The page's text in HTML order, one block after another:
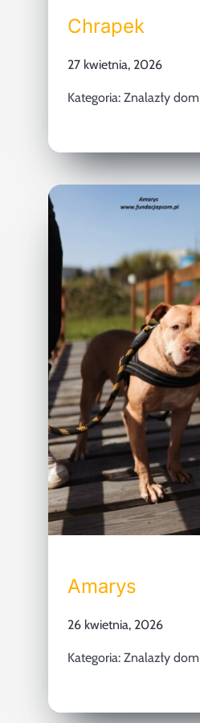
Chrapek
27 kwietnia, 2026
Kategoria: Znalazły dom
Amarys
26 kwietnia, 2026
Kategoria: Znalazły dom